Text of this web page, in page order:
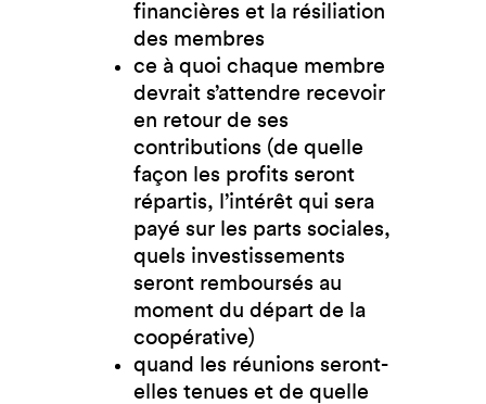
financières et la résiliation
des membres
ce à quoi chaque membre
devrait s’attendre recevoir
en retour de ses
contributions (de quelle
façon les profits seront
répartis, l’intérêt qui sera
payé sur les parts sociales,
quels investissements
seront remboursés au
moment du départ de la
coopérative)
quand les réunions seront-
elles tenues et de quelle